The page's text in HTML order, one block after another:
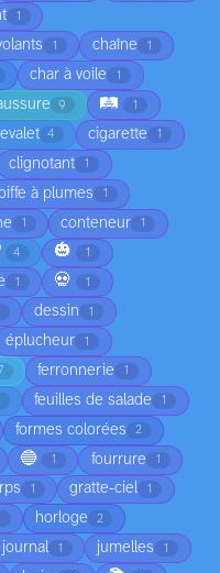
1
1 chaîne 1
char à voile 1
9 🛤️ 1
4 cigarette 1
clignotant 1
à plumes 1
1 conteneur 1
4 🎃 1
1 💀 1
dessin 1
éplucheur 1
7 ferronnerie 1
feuilles de salade 1
formes colorées 2
🔵 1 fourrure 1
1 gratte-ciel 1
horloge 2
journal 1 jumelles 1